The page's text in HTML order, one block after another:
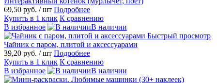
69,50 руб. / шт Подробнее
Купить в 1 клик К сравнению
В избранное
В наличии
Быстрый просмотр
Чайник с паром, плитой и аксессуарами
39,20 руб. / шт Подробнее
Купить в 1 клик К сравнению
В избранное
В наличии